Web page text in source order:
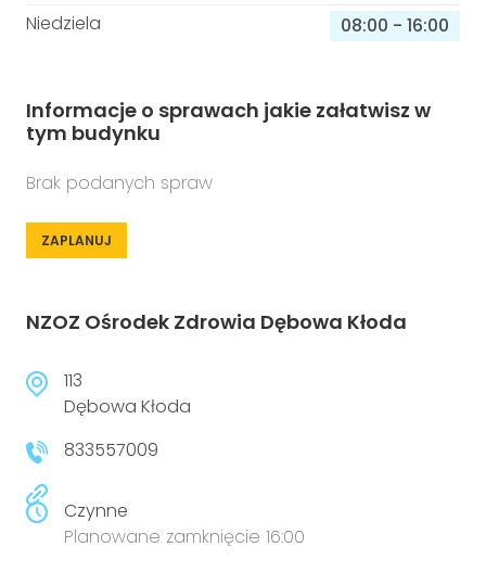
Niedziela
08:00 - 16:00
Informacje o sprawach jakie załatwisz w
tym budynku
Brak podanych spraw
ZAPLANUJ
NZOZ Ośrodek Zdrowia Dębowa Kłoda
113
Dębowa Kłoda
833557009
Czynne
Planowane zamknięcie 16:00